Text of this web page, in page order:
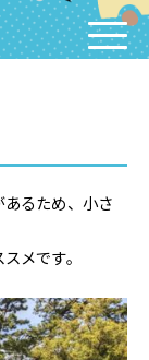
るため、小さ
メです。